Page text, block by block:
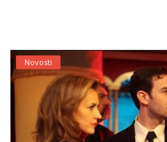
Novosti